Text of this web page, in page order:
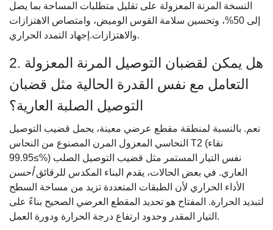
النسخة المرنة المعزولة على تقليل متطلبات المساحة بما يصل
إلى 50%، وتحسين سلامة القوس الوميض، وامتصاص الاهتزازات
والاهتزازات.إجهاد التمدد الحراري.
2. هل يمكن لقضبان التوصيل المرنة المعزولة
التعامل مع نفس القدرة الحالية مثل قضبان
التوصيل الصلبة العارية؟
نعم. بالنسبة لمنطقة مقطع عرضي معينة، يحمل قضيب التوصيل
النحاسي المعزول المرن المصنوع من النحاس T2 (نقاء
≥99.95%) نفس التيار المستمر مثل قضيب التوصيل الصلب
العاري. في بعض الحالات، يقدم البناء المكدس للرقائقأحسن
الأداء الحراري لأن الطبقات المتعددة تزيد من مساحة السطح
لتبديد الحرارة. المفتاح هو تحديد المقطع العرضي الصحيح بناءً على
التيار المقدر وحدود ارتفاع درجة الحرارة ودورة العمل.